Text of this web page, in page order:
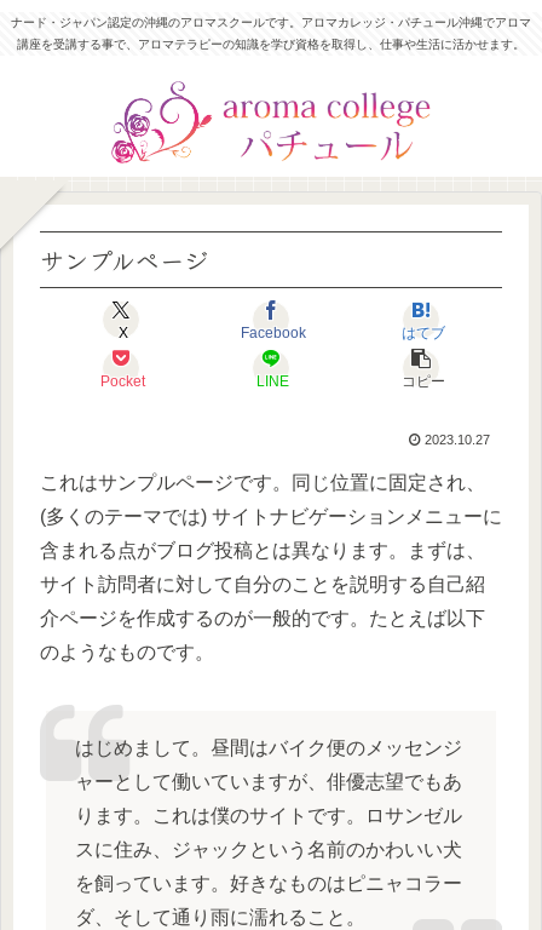
ナード・ジャパン認定の沖縄のアロマスクールです。アロマカレッジ・パチュール沖縄でアロマ
講座を受講する事で、アロマテラピーの知識を学び資格を取得し、仕事や生活に活かせます。
サンプルページ
X Facebook はてブ
Pocket LINE コピー
2023.10.27
これはサンプルページです。同じ位置に固定され、
(多くのテーマでは) サイトナビゲーションメニューに
含まれる点がブログ投稿とは異なります。まずは、
サイト訪問者に対して自分のことを説明する自己紹
介ページを作成するのが一般的です。たとえば以下
のようなものです。
はじめまして。昼間はバイク便のメッセンジ
ャーとして働いていますが、俳優志望でもあ
ります。これは僕のサイトです。ロサンゼル
スに住み、ジャックという名前のかわいい犬
を飼っています。好きなものはピニャコラー
ダ、そして通り雨に濡れること。